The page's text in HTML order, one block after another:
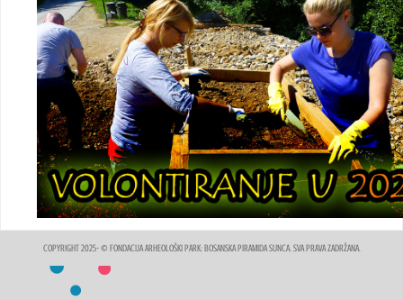
COPYRIGHT 2025- © FONDACIJA ARHEOLOŠKI PARK: BOSANSKA PIRAMIDA SUNCA. SVA PRAVA ZADRŽANA.